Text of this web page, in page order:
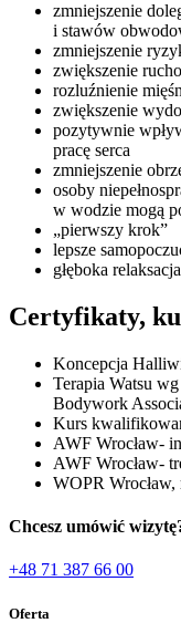
zmniejszenie
i stawów
zmniejszenie
zwiększenie
rozluźnienie
zwiększenie
pozytywnie
pracę serca
zmniejszenie
osoby
w wodzie mogą
„pierwszy krok”
lepsze
głęboka relaksacja
Certyfikaty,
Koncepcja
Terapia Watsu
Bodywork
Kurs
AWF Wrocław-
AWF Wrocław-
WOPR
Chcesz umówić
+48 71 387 66 00
Oferta